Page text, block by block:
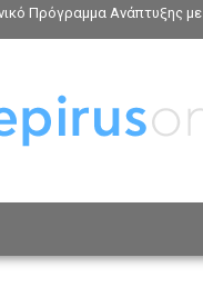
Πρόγραμμα Ανάπτυξης με